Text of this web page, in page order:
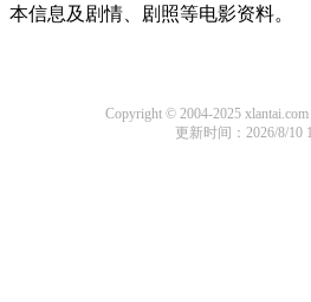
本信息及剧情、剧照等电影资料。
Copyright © 2004-2025
更新时间：2026/8/10